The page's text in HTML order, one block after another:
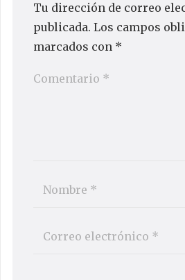
Tu dirección de correo
publicada. Los campos
marcados con *